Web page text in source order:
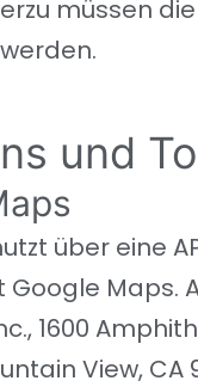
müssen
und
über eine
Google Maps.
1600
View, CA